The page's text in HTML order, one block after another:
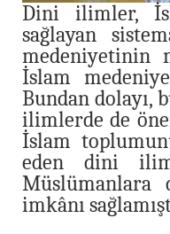
Dini ilimler,
sağlayan
medeniyetinin
İslam
Bundan dolayı,
ilimlerde de
İslam
eden dini
Müslümanlara
imkânı